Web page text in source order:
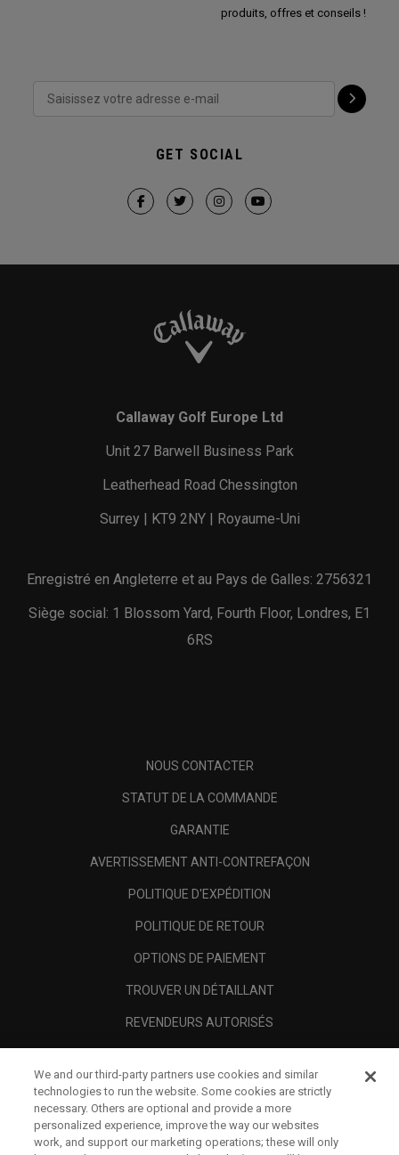
produits, offres et conseils !
GET SOCIAL
Callaway Golf Europe Ltd
Unit 27 Barwell Business Park
Leatherhead Road Chessington
Surrey | KT9 2NY | Royaume-Uni
Enregistré en Angleterre et au Pays de Galles: 2756321
Siège social: 1 Blossom Yard, Fourth Floor, Londres, E1
6RS
NOUS CONTACTER
STATUT DE LA COMMANDE
GARANTIE
AVERTISSEMENT ANTI-CONTREFAÇON
POLITIQUE D'EXPÉDITION
POLITIQUE DE RETOUR
OPTIONS DE PAIEMENT
TROUVER UN DÉTAILLANT
REVENDEURS AUTORISÉS
A PROPOS
MENTIONS LÉGALES
We and our third-party partners use cookies and similar
technologies to run the website. Some cookies are strictly
necessary. Others are optional and provide a more
personalized experience, improve the way our websites
work, and support our marketing operations; these will only